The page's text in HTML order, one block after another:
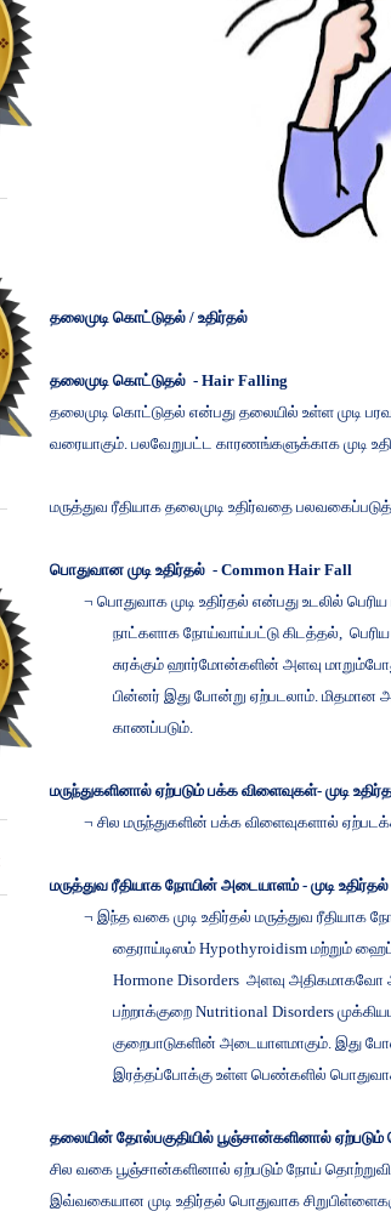
தலைமுடி கொட்டுதல்/ உதிர்தல்
தலைமுடி கொட்டுதல்- Hair Falling
தலைமுடி கொட்டுதல் என்பது தலையில் உள்ள முடி
வரையாகும். பலவேறுபட்ட காரணங்களுக்காக முடி
மருத்துவ ரீதியாக தலைமுடி உதிர்வதை
பொதுவான முடி உதிர்தல்- Common Hair Fall
¬ பொதுவாக முடி உதிர்தல் என்பது உடலில் பெரிய
நாட்களாக நோய்வாய்பட்டு கிடத்தல் பெரிய
சுரக்கும் ஹார்மோன்களின் அளவு
பின்னர் இது போன்று ஏற்படலாம். மிதமான
காணப்படும்.
மருந்துகளினால் ஏற்படும் பக்க விளைவுகள்- முடி
¬ சில மருந்துகளின் பக்க விளைவுகளால்
மருத்துவ ரீதியாக நோயின் அடையாளம்- முடி உதிர்தல்
¬ இந்த வகை முடி உதிர்தல் மருத்துவ ரீதியாக
தைராய்டிஸம்Hypothyroidism மற்றும்
Hormone Disorders அளவு அதிகமாகவோ
பற்றாக்குறைNutritional Disorders
குறைபாடுகளின் அடையாளமாகும். இது
இரத்தப்போக்கு உள்ள பெண்களில்
தலையின் தோல்பகுதியில் பூஞ்சான்களினால் ஏற்படும்
சில வகை பூஞ்சான்களினால் ஏற்படும் நோய்
இவ்வகையான முடி உதிர்தல் பொதுவாக